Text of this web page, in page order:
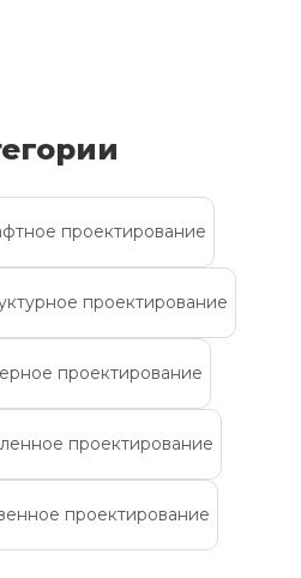
проектирование
проектирование
проектирование
проектирование
проектирование